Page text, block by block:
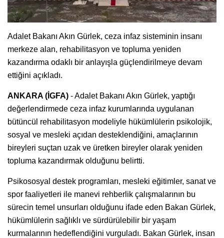
Adalet Bakanı Akın Gürlek, ceza infaz sisteminin insanı
merkeze alan, rehabilitasyon ve topluma yeniden
kazandırma odaklı bir anlayışla güçlendirilmeye devam
ettiğini açıkladı.
ANKARA (İGFA) - Adalet Bakanı Akın Gürlek, yaptığı
değerlendirmede ceza infaz kurumlarında uygulanan
bütüncül rehabilitasyon modeliyle hükümlülerin psikolojik,
sosyal ve mesleki açıdan desteklendiğini, amaçlarının
bireyleri suçtan uzak ve üretken bireyler olarak yeniden
topluma kazandırmak olduğunu belirtti.
Psikososyal destek programları, mesleki eğitimler, sanat ve
spor faaliyetleri ile manevi rehberlik çalışmalarının bu
sürecin temel unsurları olduğunu ifade eden Bakan Gürlek,
hükümlülerin sağlıklı ve sürdürülebilir bir yaşam
kurmalarının hedeflendiğini vurguladı. Bakan Gürlek, insan